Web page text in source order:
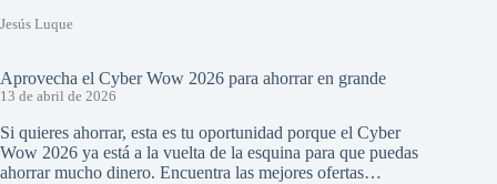
Jesús Luque
Aprovecha el Cyber Wow 2026 para ahorrar en grande
13 de abril de 2026
Si quieres ahorrar, esta es tu oportunidad porque el Cyber
Wow 2026 ya está a la vuelta de la esquina para que puedas
ahorrar mucho dinero. Encuentra las mejores ofertas…